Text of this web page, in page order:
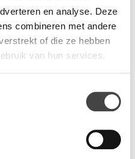
en analyse. Deze
combineren met andere
of die ze hebben
van hun services.
de telefoon.